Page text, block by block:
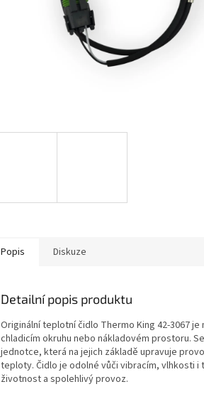
Popis Diskuze
Detailní popis produktu
Originální teplotní čidlo Thermo King 42-3067
chladicím okruhu nebo nákladovém prostoru.
jednotce, která na jejich základě upravuje
teploty. Čidlo je odolné vůči vibracím, vlhkosti
životnost a spolehlivý provoz.